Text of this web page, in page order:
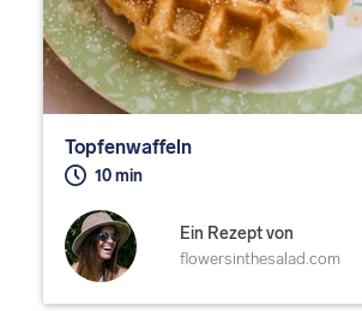
Topfenwaffeln
10 min
Ein Rezept von
flowersinthesalad.com